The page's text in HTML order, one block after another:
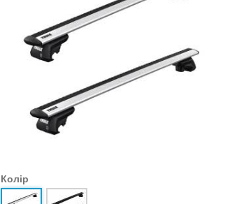
Колір